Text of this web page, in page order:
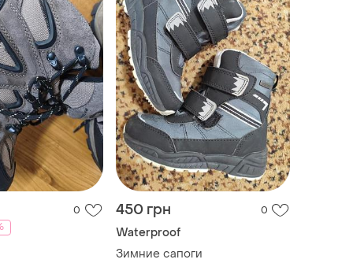
0 450 грн 0
Waterproof
Зимние сапоги